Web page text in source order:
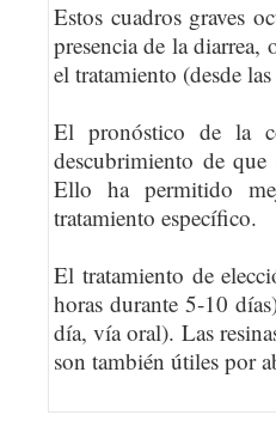
Estos cuadros graves
presencia de la diarrea,
el tratamiento (desde
El pronóstico de la
descubrimiento de
Ello ha permitido
tratamiento específico.
El tratamiento de
horas durante 5-10
día, vía oral). Las
son también útiles por